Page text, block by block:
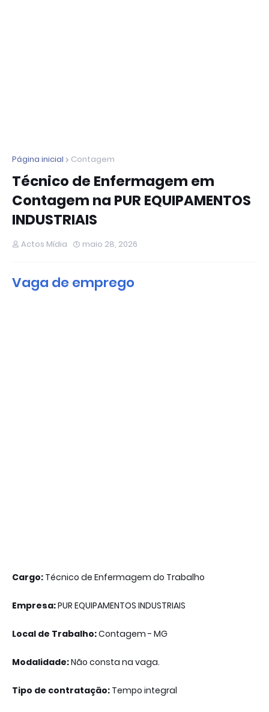
Página inicial Contagem
Técnico de Enfermagem em
Contagem na PUR EQUIPAMENTOS
INDUSTRIAIS
Actos Mídia maio 28, 2026
Vaga de emprego
Cargo: Técnico de Enfermagem do Trabalho
Empresa:PUR EQUIPAMENTOS INDUSTRIAIS
Local de Trabalho:Contagem - MG
Modalidade:Não consta na vaga.
Tipo de contratação: Tempo integral